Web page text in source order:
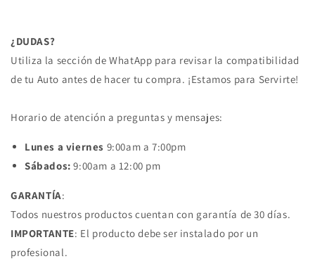
3.3L
170
HP
00
NISSAN
170
HP
00
NISSAN
¿DUDAS?
Utiliza la sección de WhatApp para revisar la compatibilidad
de tu Auto antes de hacer tu compra. ¡Estamos para Servirte!
Horario de atención a preguntas y mensajes:
Lunes a viernes 9:00am a 7:00pm
Sábados: 9:00am a 12:00 pm
GARANTÍA:
Todos nuestros productos cuentan con garantía de 30 días.
IMPORTANTE: El producto debe ser instalado por un
profesional.